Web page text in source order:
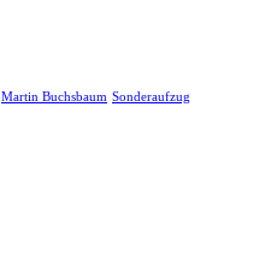
Martin Buchsbaum Sonderaufzug